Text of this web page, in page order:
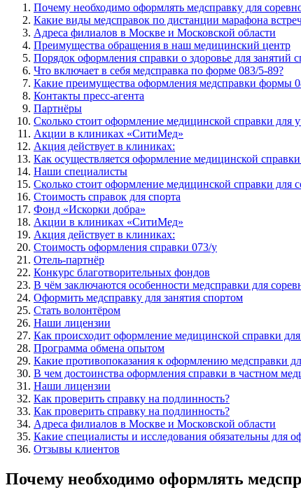
Почему необходимо оформлять медсправку для
Какие виды медсправок по дистанции марафона
Адреса филиалов в Москве и Московской области
Преимущества обращения в наш медицинский центр
Порядок оформления справки о здоровье для занятий
Что включает в себя медсправка по форме 083/5-89?
Какие преимущества оформления медсправки формы
Контакты пресс-агента
Партнёры
Сколько стоит оформление медицинской справки для
Акции в клиниках «СитиМед»
Акция действует в клиниках:
Как осуществляется оформление медицинской
Наши специалисты
Сколько стоит оформление медицинской справки для
Стоимость справок для спорта
Фонд «Искорки добра»
Акции в клиниках «СитиМед»
Акция действует в клиниках:
Стоимость оформления справки 073/у
Отель-партнёр
Конкурс благотворительных фондов
В чём заключаются особенности медсправки для
Оформить медсправку для занятия спортом
Стать волонтёром
Наши лицензии
Как происходит оформление медицинской справки
Программа обмена опытом
Какие противопоказания к оформлению медсправки
В чем достоинства оформления справки в частном
Наши лицензии
Как проверить справку на подлинность?
Как проверить справку на подлинность?
Адреса филиалов в Москве и Московской области
Какие специалисты и исследования обязательны для
Отзывы клиентов
Почему необходимо оформлять